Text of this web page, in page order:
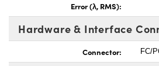
Error (λ, RMS):
Hardware & Interface
Connector: FC/